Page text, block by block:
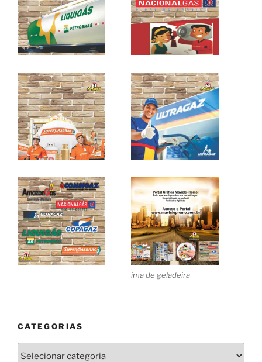
ima de geladeira
CATEGORIAS